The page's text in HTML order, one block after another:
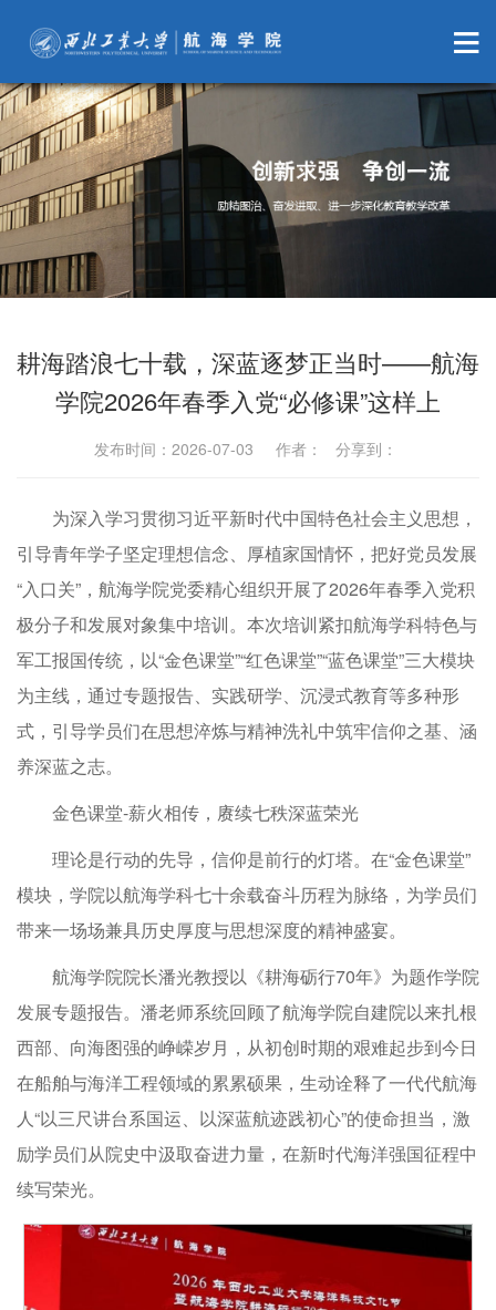
耕海踏浪七十载，深蓝逐梦正当时——航海
学院2026年春季入党“必修课”这样上
发布时间：2026-07-03 作者： 分享到：
为深入学习贯彻习近平新时代中国特色社会主义思想，
引导青年学子坚定理想信念、厚植家国情怀，把好党员发展
“入口关”，航海学院党委精心组织开展了2026年春季入党积
极分子和发展对象集中培训。本次培训紧扣航海学科特色与
军工报国传统，以“金色课堂”“红色课堂”“蓝色课堂”三大模块
为主线，通过专题报告、实践研学、沉浸式教育等多种形
式，引导学员们在思想淬炼与精神洗礼中筑牢信仰之基、涵
养深蓝之志。
金色课堂-薪火相传，赓续七秩深蓝荣光
理论是行动的先导，信仰是前行的灯塔。在“金色课堂”
模块，学院以航海学科七十余载奋斗历程为脉络，为学员们
带来一场场兼具历史厚度与思想深度的精神盛宴。
航海学院院长潘光教授以《耕海砺行70年》为题作学院
发展专题报告。潘老师系统回顾了航海学院自建院以来扎根
西部、向海图强的峥嵘岁月，从初创时期的艰难起步到今日
在船舶与海洋工程领域的累累硕果，生动诠释了一代代航海
人“以三尺讲台系国运、以深蓝航迹践初心”的使命担当，激
励学员们从院史中汲取奋进力量，在新时代海洋强国征程中
续写荣光。